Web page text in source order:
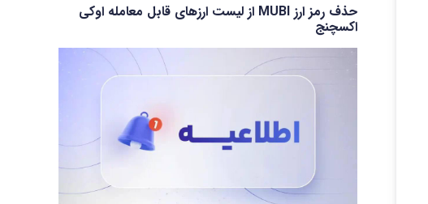
حذف رمز ارز MUBI از لیست ارزهای قابل معامله اوکی
اکسچنج